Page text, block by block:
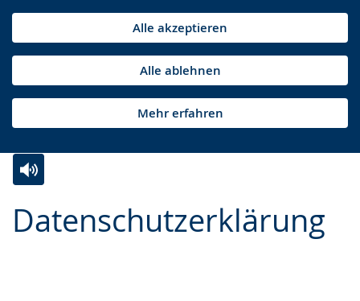
Alle akzeptieren
Alle ablehnen
Mehr erfahren
Datenschutzerklärung
Leichten
Audio-
Video